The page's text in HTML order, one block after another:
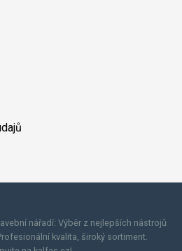
nářadí: Výběr z nejlepších nástrojů
kvalita, široký sortiment.